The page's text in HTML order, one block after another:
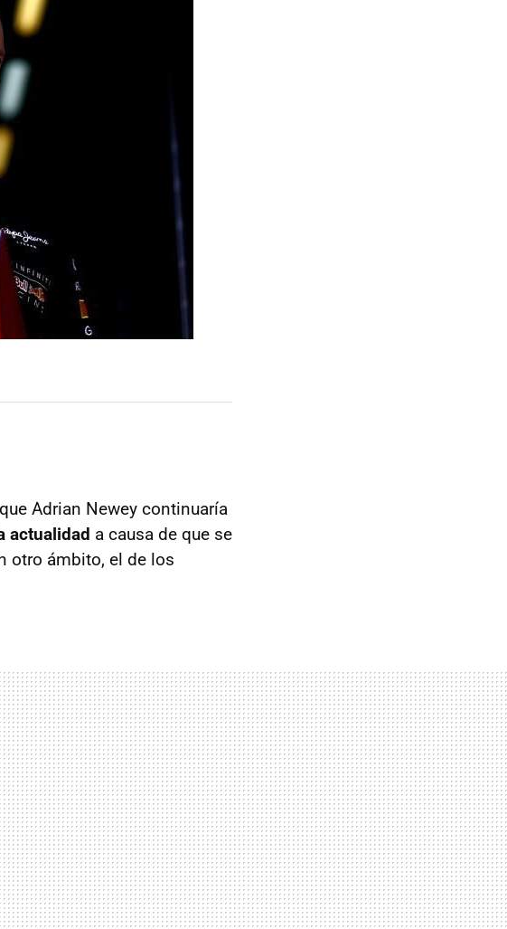
Adrian Newey continuaría
actualidad a causa de que se
otro ámbito, el de los